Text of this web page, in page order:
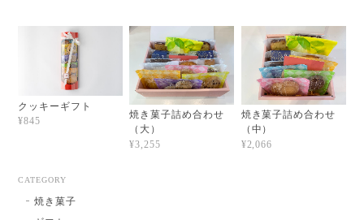
クッキーギフト
¥845
焼き菓子詰め合わせ
（大）
¥3,255
焼き菓子詰め合わせ
（中）
¥2,066
CATEGORY
焼き菓子